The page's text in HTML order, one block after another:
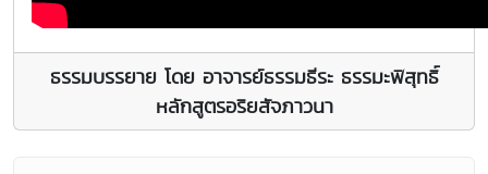
ธรรมบรรยาย โดย อาจารย์ธรรมธีระ ธรรมะพิสุทธิ์
หลักสูตรอริยสัจภาวนา